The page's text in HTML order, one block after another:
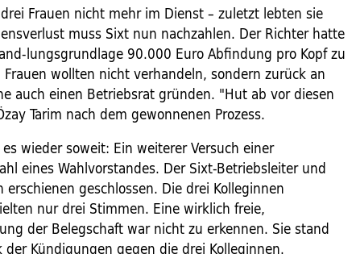
Frauen nicht mehr im Dienst – zuletzt lebten sie
muss Sixt nun nachzahlen. Der Richter hatte
lungsgrundlage 90.000 Euro Abfindung pro Kopf zu
wollten nicht verhandeln, sondern zurück an
auch einen Betriebsrat gründen. "Hut ab vor diesen
Tarim nach dem gewonnenen Prozess.
wieder soweit: Ein weiterer Versuch einer
eines Wahlvorstandes. Der Sixt-Betriebsleiter und
geschlossen. Die drei Kolleginnen
nur drei Stimmen. Eine wirklich freie,
der Belegschaft war nicht zu erkennen. Sie stand
Kündigungen gegen die drei Kolleginnen.